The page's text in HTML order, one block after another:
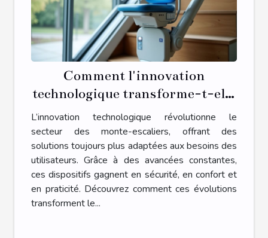
Comment l'innovation
technologique transforme-t-elle
les monte-escaliers ?
L’innovation technologique révolutionne le
secteur des monte-escaliers, offrant des
solutions toujours plus adaptées aux besoins des
utilisateurs. Grâce à des avancées constantes,
ces dispositifs gagnent en sécurité, en confort et
en praticité. Découvrez comment ces évolutions
transforment le...